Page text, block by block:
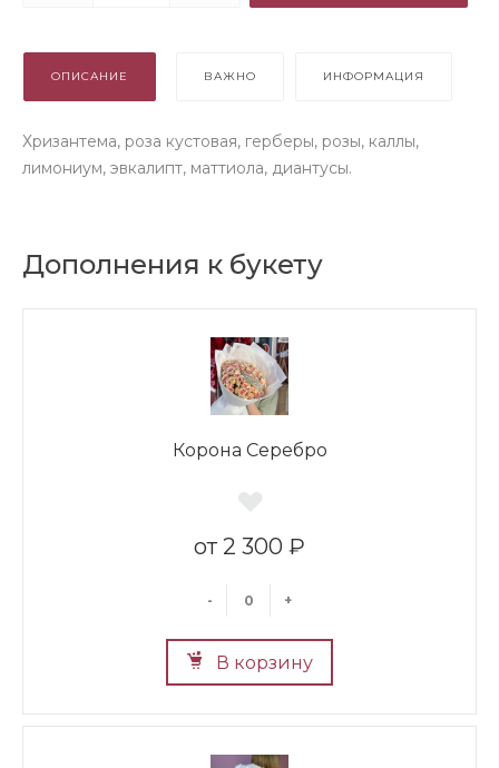
ОПИСАНИЕ ВАЖНО ИНФОРМАЦИЯ
Хризантема, роза кустовая, герберы, розы, каллы,
лимониум, эвкалипт, маттиола, диантусы.
Дополнения к букету
Корона Серебро
2 300 ₽
- +
В корзину